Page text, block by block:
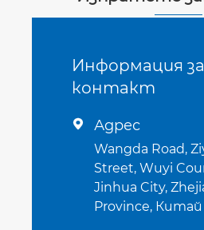
Информация за
контакт
 Адрес
Wangda Road,
Street, Wuyi
Jinhua City,
Province, Китай